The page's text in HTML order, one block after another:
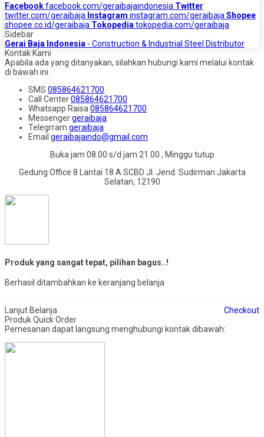
Facebookfacebook.com/geraibajaindonesia Twitter
twitter.com/geraibaja Instagram instagram.com/geraibaja Shopee
shopee.co.id/geraibaja Tokopedia tokopedia.com/geraibaja
Sidebar
Gerai Baja Indonesia - Construction & Industrial Steel Distributor
Kontak Kami
Apabila ada yang ditanyakan, silahkan hubungi kami melalui kontak
di bawah ini.
SMS 085864621700
Call Center085864621700
Whatsapp Raisa 085864621700
Messengergeraibaja
Telegrram geraibaja
Email geraibajaindo@gmail.com
Buka jam 08.00 s/d jam 21.00 , Minggu tutup
Gedung Office 8 Lantai 18 A SCBD Jl. Jend. Sudirman Jakarta
Selatan, 12190
Produk yang sangat tepat, pilihan bagus..!
Berhasil ditambahkan ke keranjang belanja
Lanjut Belanja
Checkout
Produk Quick Order
Pemesanan dapat langsung menghubungi kontak dibawah: